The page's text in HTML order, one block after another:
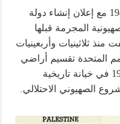
لقد بدء الاحتلال الإسرائيلي لفلسطين عام 1948 مع إعلان إنشاء دولة
المجرمة قبلها
ثلاثينيات وأربعينيات
المتحدة تقسيم أراضي
فلسطين التاريخية بين العرب واليهود عام 1947 في خيانة تاريخية
الصهيوني الاحتلالي.